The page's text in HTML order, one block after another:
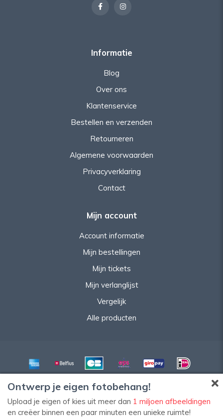
Informatie
Blog
Over ons
Klantenservice
Bestellen en verzenden
Retourneren
Algemene voorwaarden
Privacyverklaring
Contact
Mijn account
Account informatie
Mijn bestellingen
Mijn tickets
Mijn verlanglijst
Vergelijk
Alle producten
Ontwerp je eigen fotobehang!
Upload je eigen of kies uit meer dan 1 miljoen afbeeldingen
en creëer binnen een paar minuten een unieke ruimte!